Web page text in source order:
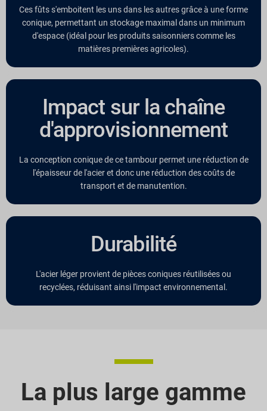
Ces fûts s'emboitent les uns dans les autres grâce à une forme
conique, permettant un stockage maximal dans un minimum
d'espace (idéal pour les produits saisonniers comme les
matières premières agricoles).
Impact sur la chaîne
d'approvisionnement
La conception conique de ce tambour permet une réduction de
l'épaisseur de l'acier et donc une réduction des coûts de
transport et de manutention.
Durabilité
L'acier léger provient de pièces coniques réutilisées ou
recyclées, réduisant ainsi l'impact environnemental.
La plus large gamme